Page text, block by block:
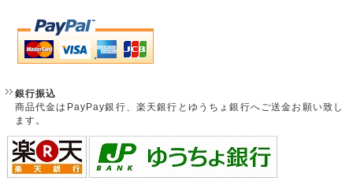
銀行振込
商品代金はPayPay銀行、楽天銀行とゆうちょ銀行へご送金お願い致し
ます。